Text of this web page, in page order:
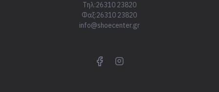
Τηλ:26310 23820
Φαξ:26310 23820
info@shoecenter.gr